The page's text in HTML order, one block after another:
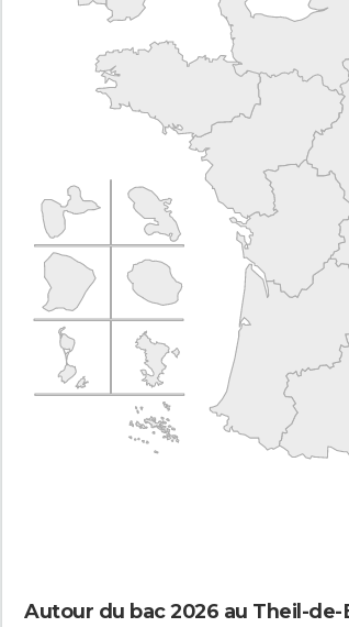
Autour du bac 2026 au Theil-